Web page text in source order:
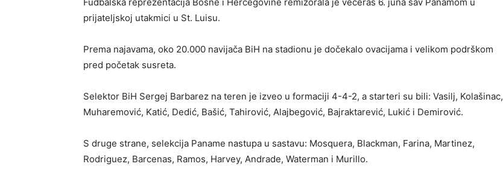
prijateljskoj utakmici u St. Luisu.
Prema najavama, oko 20.000 navijača BiH na stadionu je dočekalo ovacijama i velikom podrškom
pred početak susreta.
Selektor BiH Sergej Barbarez na teren je izveo u formaciji 4-4-2, a starteri su bili: Vasilj, Kolašinac,
Muharemović, Katić, Dedić, Bašić, Tahirović, Alajbegović, Bajraktarević, Lukić i Demirović.
S druge strane, selekcija Paname nastupa u sastavu: Mosquera, Blackman, Farina, Martinez,
Rodriguez, Barcenas, Ramos, Harvey, Andrade, Waterman i Murillo.